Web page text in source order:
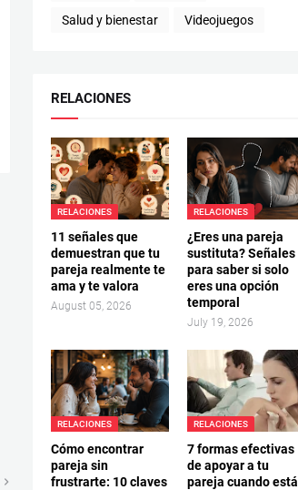
Salud y bienestar Videojuegos
RELACIONES
RELACIONES
11 señales que
demuestran que tu
pareja realmente te
ama y te valora
August 05, 2026
RELACIONES
¿Eres una pareja
sustituta? Señales
para saber si solo
eres una opción
temporal
July 19, 2026
RELACIONES
Cómo encontrar
pareja sin
frustrarte: 10 claves
RELACIONES
7 formas efectivas
de apoyar a tu
pareja cuando está